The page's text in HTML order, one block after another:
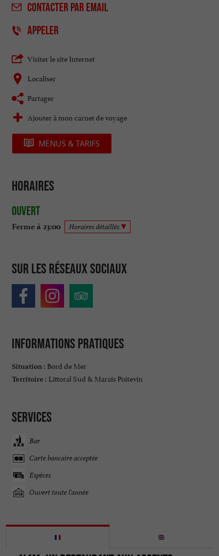
CONTACTER PAR EMAIL
APPELER
Visiter le site Internet
Localiser
Partager
Ajouter à mon carnet de voyage
MENUS & TARIFS
Horaires
Ouvert
Ferme à 23:00 Horaires détaillés
Sur les réseaux sociaux
Informations pratiques
Situation : Bord de Mer
Territoire : Littoral Sud & Marais Poitevin
Services
Bar
Carte bancaire acceptée
Espèces
Ouvert toute l'année